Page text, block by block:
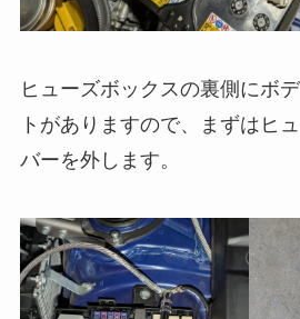
ヒューズボックスの裏側にボ
トがありますので、まずはヒ
バーを外します。